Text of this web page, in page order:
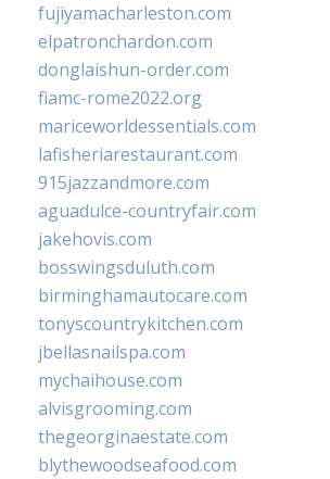
fujiyamacharleston.com
elpatronchardon.com
donglaishun-order.com
fiamc-rome2022.org
mariceworldessentials.com
lafisheriarestaurant.com
915jazzandmore.com
aguadulce-countryfair.com
jakehovis.com
bosswingsduluth.com
birminghamautocare.com
tonyscountrykitchen.com
jbellasnailspa.com
mychaihouse.com
alvisgrooming.com
thegeorginaestate.com
blythewoodseafood.com